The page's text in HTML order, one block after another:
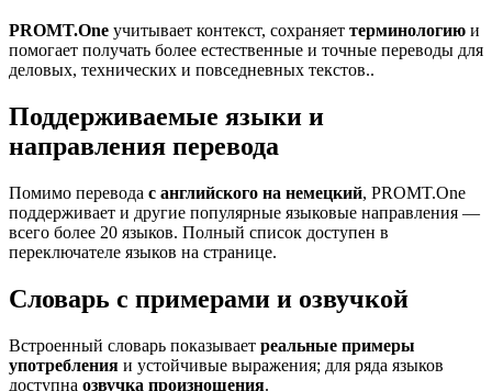
PROMT.One учитывает контекст, сохраняет терминологию и
помогает получать более естественные и точные переводы для
деловых, технических и повседневных текстов..
Поддерживаемые языки и
направления перевода
Помимо перевода с английского на немецкий, PROMT.One
поддерживает и другие популярные языковые направления —
всего более 20 языков. Полный список доступен в
переключателе языков на странице.
Словарь с примерами и озвучкой
Встроенный словарь показывает реальные примеры
употребления и устойчивые выражения; для ряда языков
доступна озвучка произношения.